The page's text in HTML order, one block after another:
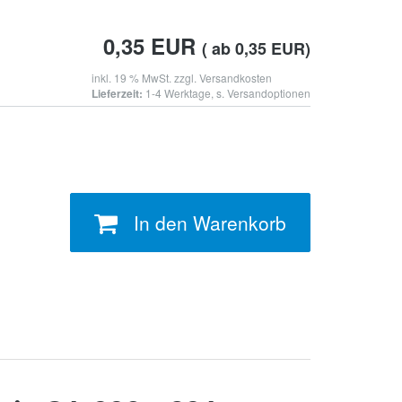
0,35 EUR ( ab 0,35 EUR)
inkl. 19 % MwSt. zzgl. Versandkosten
Lieferzeit: 1-4 Werktage, s. Versandoptionen
In den Warenkorb